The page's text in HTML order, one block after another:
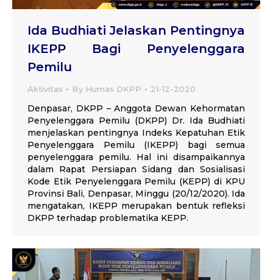
Ida Budhiati Jelaskan Pentingnya
IKEPP Bagi Penyelenggara
Pemilu
Aktivitas By Humas DKPP 21-12-2020
Denpasar, DKPP – Anggota Dewan Kehormatan
Penyelenggara Pemilu (DKPP) Dr. Ida Budhiati
menjelaskan pentingnya Indeks Kepatuhan Etik
Penyelenggara Pemilu (IKEPP) bagi semua
penyelenggara pemilu. Hal ini disampaikannya
dalam Rapat Persiapan Sidang dan Sosialisasi
Kode Etik Penyelenggara Pemilu (KEPP) di KPU
Provinsi Bali, Denpasar, Minggu (20/12/2020). Ida
mengatakan, IKEPP merupakan bentuk refleksi
DKPP terhadap problematika KEPP.